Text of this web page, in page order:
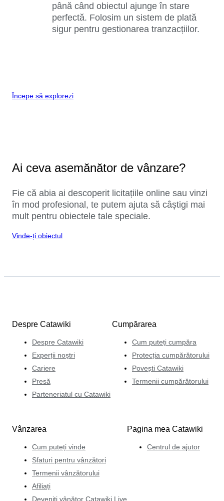
până când obiectul ajunge în stare
perfectă. Folosim un sistem de plată
sigur pentru gestionarea tranzacțiilor.
Începe să explorezi
Ai ceva asemănător de vânzare?
Fie că abia ai descoperit licitațiile online sau vinzi
în mod profesional, te putem ajuta să câștigi mai
mult pentru obiectele tale speciale.
Vinde-ți obiectul
Despre Catawiki
Despre Catawiki
Experții noștri
Cariere
Presă
Parteneriatul cu Catawiki
Cumpărarea
Cum puteți cumpăra
Protecția cumpărătorului
Povești Catawiki
Termenii cumpărătorului
Vânzarea
Cum puteți vinde
Sfaturi pentru vânzători
Termenii vânzătorului
Afiliați
Deveniți vânător Catawiki Live
Pagina mea Catawiki
Centrul de ajutor